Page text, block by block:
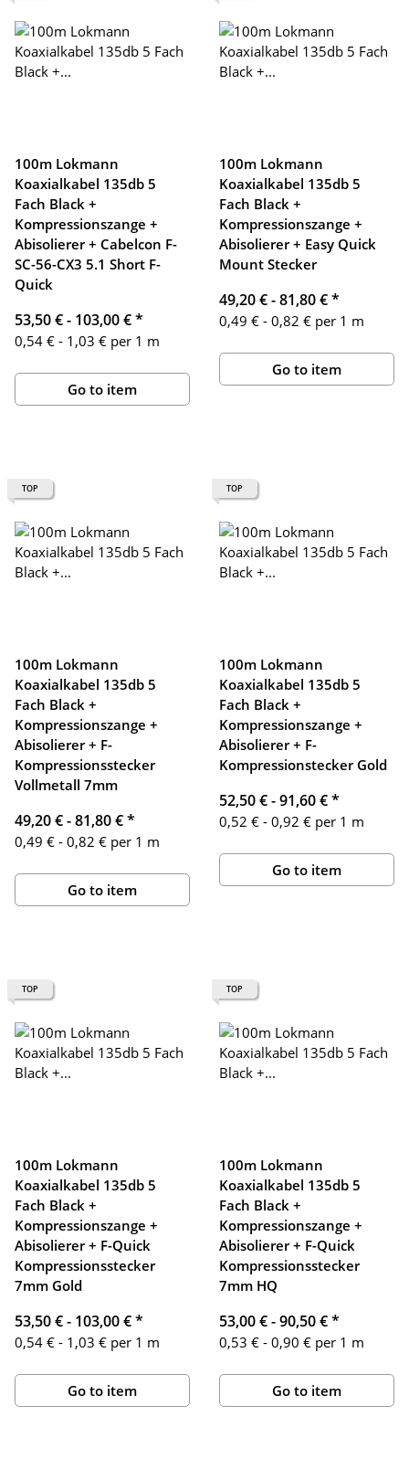
100m Lokmann
Koaxialkabel 135db 5
Fach Black +
Kompressionszange +
Abisolierer + Cabelcon F-
SC-56-CX3 5.1 Short F-
Quick
53,50 € - 103,00 €*
0,54 € - 1,03 € per 1 m
Go to item
100m Lokmann
Koaxialkabel 135db 5
Fach Black +
Kompressionszange +
Abisolierer + Easy Quick
Mount Stecker
49,20 € -81,80 €*
0,49 € - 0,82 € per 1 m
Go to item
TOP
100m Lokmann
Koaxialkabel 135db 5
Fach Black +
Kompressionszange +
Abisolierer + F-
Kompressionsstecker
Vollmetall 7mm
49,20 € -81,80 €*
0,49 € - 0,82 € per 1 m
Go to item
TOP
100m Lokmann
Koaxialkabel 135db 5
Fach Black +
Kompressionszange +
Abisolierer + F-
Kompressionstecker Gold
52,50 € -91,60 €*
0,52 € - 0,92 € per 1 m
Go to item
TOP
100m Lokmann
Koaxialkabel 135db 5
Fach Black +
Kompressionszange +
Abisolierer + F-Quick
Kompressionsstecker
7mm Gold
53,50 € - 103,00 €*
0,54 € - 1,03 € per 1 m
Go to item
TOP
100m Lokmann
Koaxialkabel 135db 5
Fach Black +
Kompressionszange +
Abisolierer + F-Quick
Kompressionsstecker
7mm HQ
53,00 € -90,50 €*
0,53 € - 0,90 € per 1 m
Go to item